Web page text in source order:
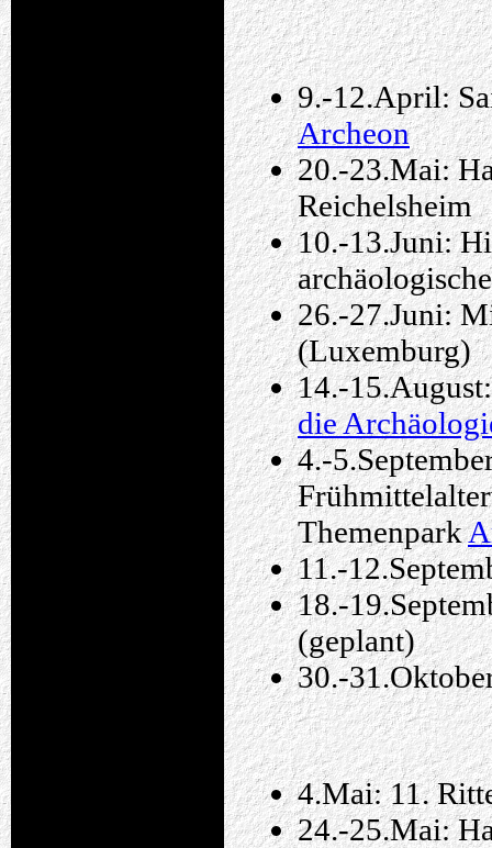
9.-12.April:
Archeon
20.-23.Mai:
Reichelsheim
10.-13.Juni:
26.-27.Juni:
(Luxemburg)
14.-
die
4.-
Themenpark
11.-
18.-
(geplant)
30.-
4.Mai: 11.
24.-25.Mai: